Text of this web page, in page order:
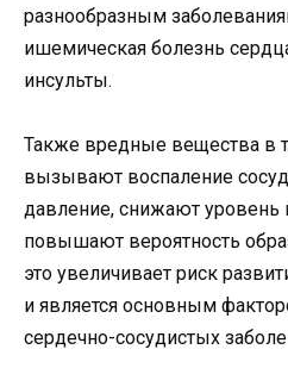
разнообразным
ишемическая болезнь
инсульты.
Также вредные вещества в
вызывают воспаление
давление, снижают уровень
повышают вероятность
это увеличивает риск
и является основным
сердечно-сосудистых